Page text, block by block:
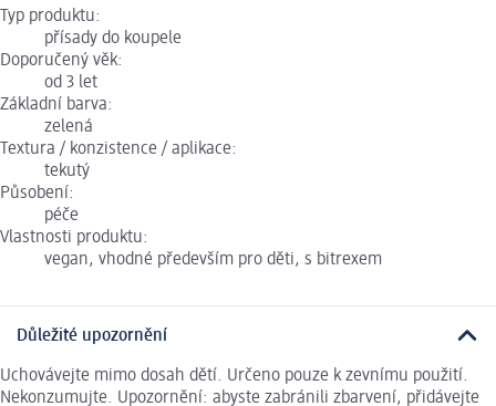
Typ produktu:
přísady do koupele
Doporučený věk:
od 3 let
Základní barva:
zelená
Textura / konzistence / aplikace:
tekutý
Působení:
péče
Vlastnosti produktu:
vegan, vhodné především pro děti, s bitrexem
Důležité upozornění
Uchovávejte mimo dosah dětí. Určeno pouze k zevnímu použití.
Nekonzumujte. Upozornění: abyste zabránili zbarvení, přidávejte